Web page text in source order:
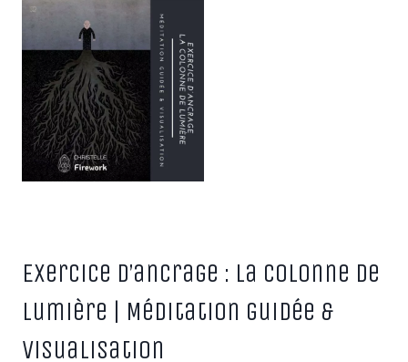
Exercice d’ancrage : La colonne de
lumière | Méditation guidée &
visualisation